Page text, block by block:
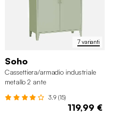
7 varianti
Soho
Cassettiera/armadio industriale
metallo 2 ante
3.9 (15)
119,99 €